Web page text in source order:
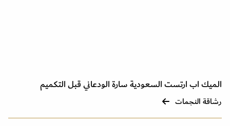
الميك اب ارتست السعودية سارة الودعاني قبل التكميم
رشاقة النجمات